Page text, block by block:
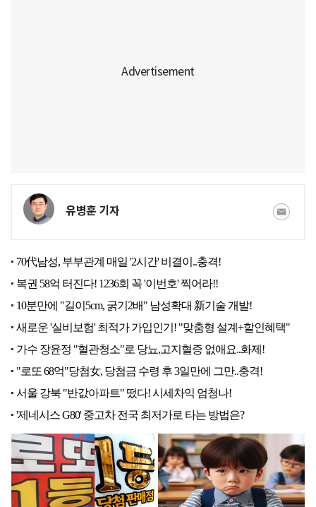
유병훈 기자